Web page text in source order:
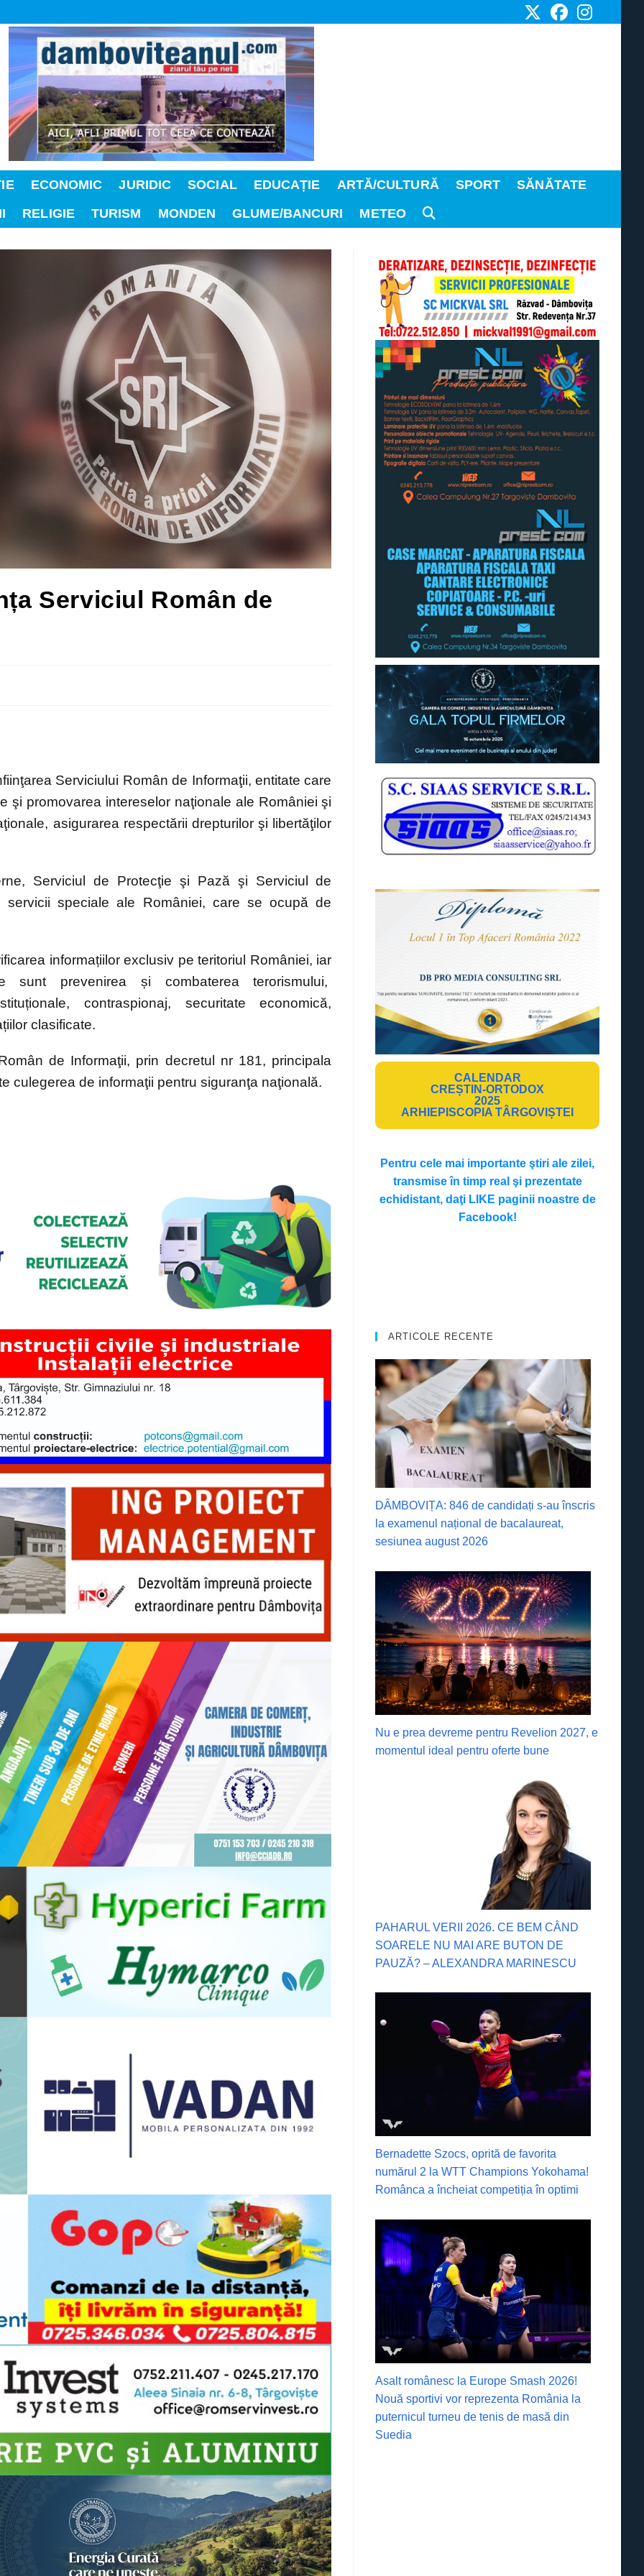
ECONOMIC JURIDIC SOCIAL EDUCAȚIE ARTĂ/CULTURĂ SPORT
SĂNĂTATE
RELIGIE TURISM MONDEN GLUME/BANCURI METEO TOGGLE
SEARCH
Serviciul Român de
Serviciului Român de Informaţii, entitate care
şi promovarea intereselor naţionale ale României şi
asigurarea respectării drepturilor şi libertăţilor
Serviciul de Protecţie şi Pază şi Serviciul de
servicii speciale ale României, care se ocupă de
informațiilor exclusiv pe teritoriul României, iar
prevenirea și combaterea terorismului,
contraspionaj, securitate economică,
clasificate.
de Informaţii, prin decretul nr 181, principala
culegerea de informaţii pentru siguranţa naţională.
CALENDAR
CREȘTIN-ORTODOX
2025
ARHIEPISCOPIA TÂRGOVIȘTEI
Pentru cele mai importante ştiri ale zilei,
transmise în timp real şi prezentate
echidistant, daţi LIKE paginii noastre de
Facebook!
ARTICOLE RECENTE
DÂMBOVIȚA: 846 de candidați s-au înscris
la examenul național de bacalaureat,
sesiunea august 2026
Nu e prea devreme pentru Revelion 2027, e
momentul ideal pentru oferte bune
PAHARUL VERII 2026. CE BEM CÂND
SOARELE NU MAI ARE BUTON DE
PAUZĂ? – ALEXANDRA MARINESCU
Bernadette Szocs, oprită de favorita
numărul 2 la WTT Champions Yokohama!
Românca a încheiat competiția în optimi
Asalt românesc la Europe Smash 2026!
Nouă sportivi vor reprezenta România la
puternicul turneu de tenis de masă din
Suedia